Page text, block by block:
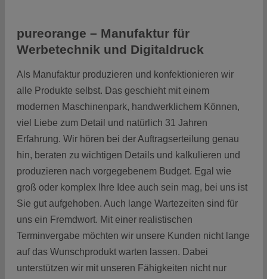
pureorange – Manufaktur für
Werbetechnik und Digitaldruck
Als Manufaktur produzieren und konfektionieren wir
alle Produkte selbst. Das geschieht mit einem
modernen Maschinenpark, handwerklichem Können,
viel Liebe zum Detail und natürlich 31 Jahren
Erfahrung. Wir hören bei der Auftragserteilung genau
hin, beraten zu wichtigen Details und kalkulieren und
produzieren nach vorgegebenem Budget. Egal wie
groß oder komplex Ihre Idee auch sein mag, bei uns ist
Sie gut aufgehoben. Auch lange Wartezeiten sind für
uns ein Fremdwort. Mit einer realistischen
Terminvergabe möchten wir unsere Kunden nicht lange
auf das Wunschprodukt warten lassen. Dabei
unterstützen wir mit unseren Fähigkeiten nicht nur